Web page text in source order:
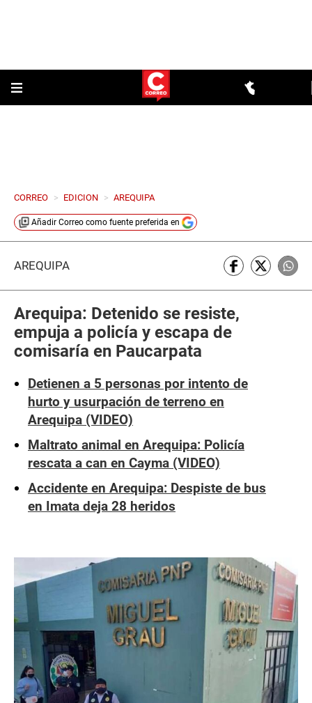
CORREO > EDICION > AREQUIPA
Añadir Correo como fuente preferida en
AREQUIPA
Arequipa: Detenido se resiste,
empuja a policía y escapa de
comisaría en Paucarpata
Detienen a 5 personas por intento de
hurto y usurpación de terreno en
Arequipa (VIDEO)
Maltrato animal en Arequipa: Policía
rescata a can en Cayma (VIDEO)
Accidente en Arequipa: Despiste de bus
en Imata deja 28 heridos